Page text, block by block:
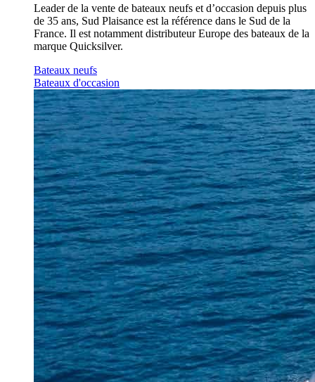
Leader de la vente de bateaux neufs et d’occasion depuis plus
de 35 ans, Sud Plaisance est la référence dans le Sud de la
France. Il est notamment distributeur Europe des bateaux de la
marque Quicksilver.
Bateaux neufs
Bateaux d'occasion